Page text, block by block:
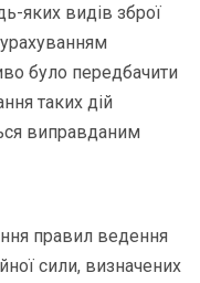
яких видів зброї
було передбачити
таких дій
виправданим
правил ведення
сили, визначених